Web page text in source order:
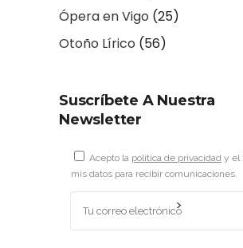
Ópera en Vigo (25)
Otoño Lírico (56)
Suscríbete A Nuestra
Newsletter
Acepto la política de privacidad y el
mis datos para recibir comunicaciones.